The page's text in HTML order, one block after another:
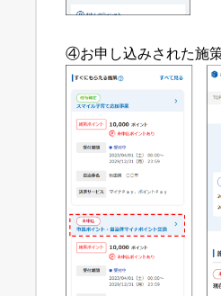
④お申し込みされた施